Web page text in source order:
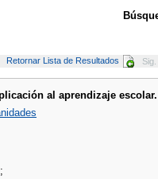
Retornar Lista de Resultados Sig.
al aprendizaje escolar.
;